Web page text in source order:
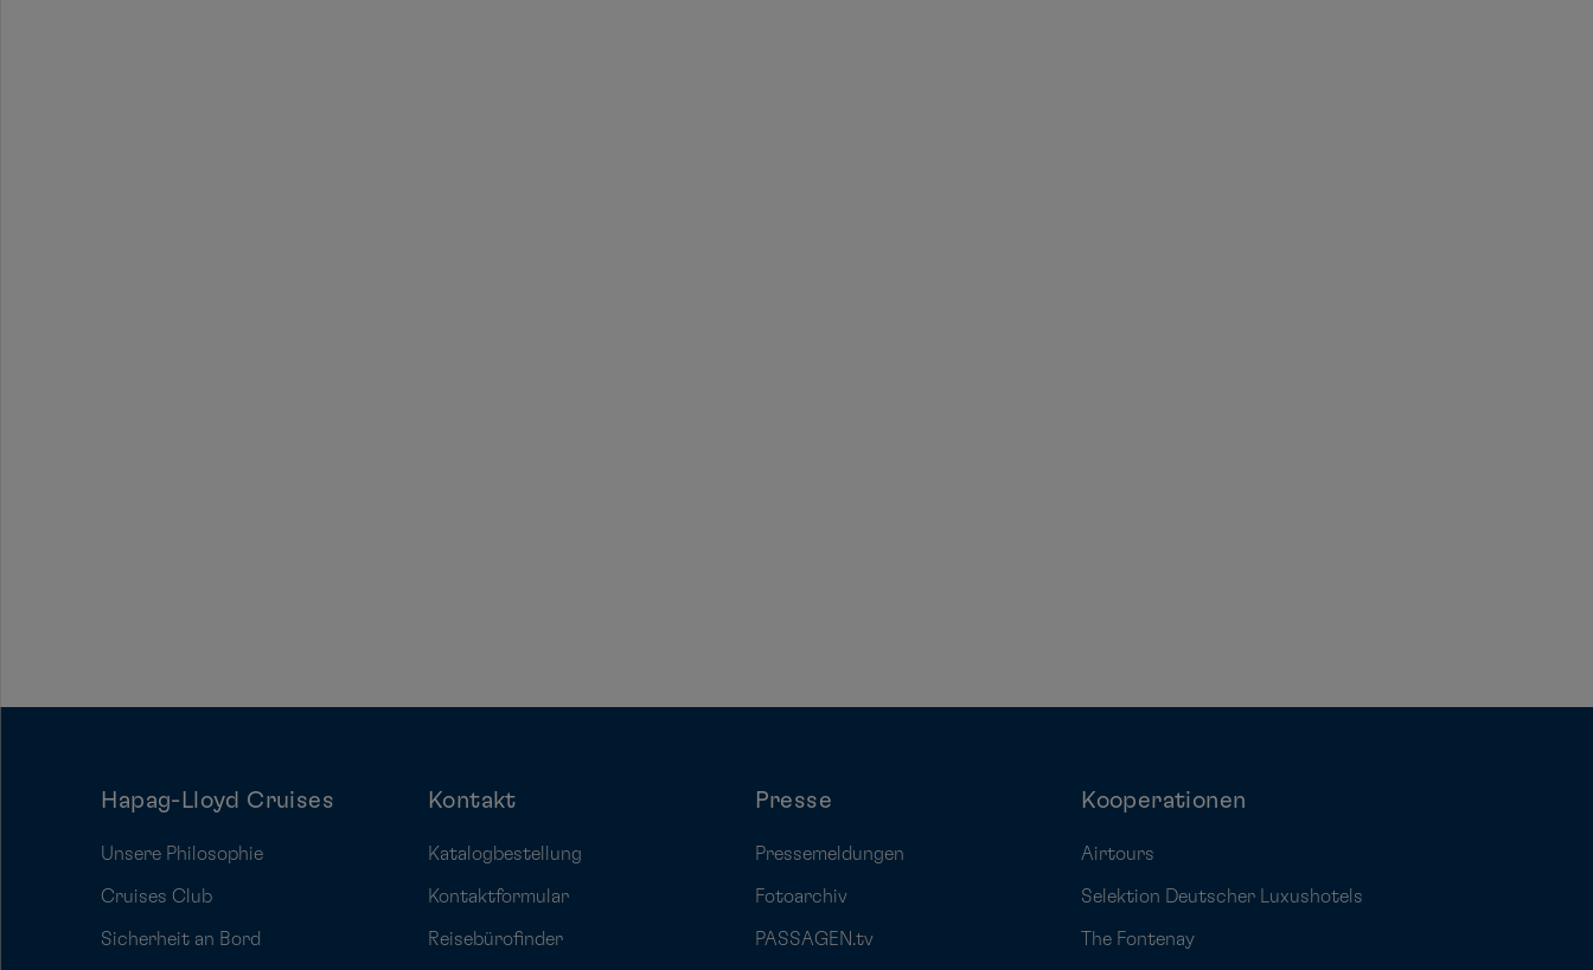
Hapag-Lloyd Cruises
Unsere Philosophie
Cruises Club
Sicherheit an Bord
Kontakt
Katalogbestellung
Kontaktformular
Reisebürofinder
Presse
Pressemeldungen
Fotoarchiv
PASSAGEN.tv
Kooperationen
Airtours
Selektion Deutscher Luxushotels
The Fontenay